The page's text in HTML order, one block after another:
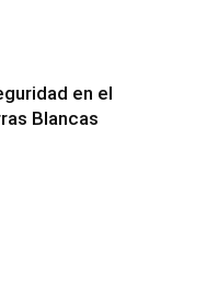
en el
Blancas